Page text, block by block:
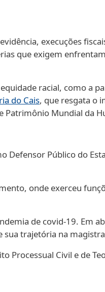
execuções
que exigem
racial, como a
do Cais, que resgata o
Mundial da
Público do
onde exerceu
de covid-19. Em
sua trajetória na
Civil e de